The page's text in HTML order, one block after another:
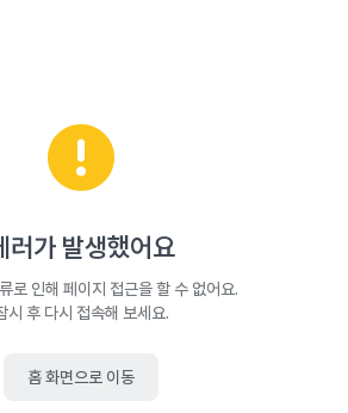
러가 발생했어요
로 인해 페이지 접근을 할 수 없어요.
시 후 다시 접속해 보세요.
홈 화면으로 이동